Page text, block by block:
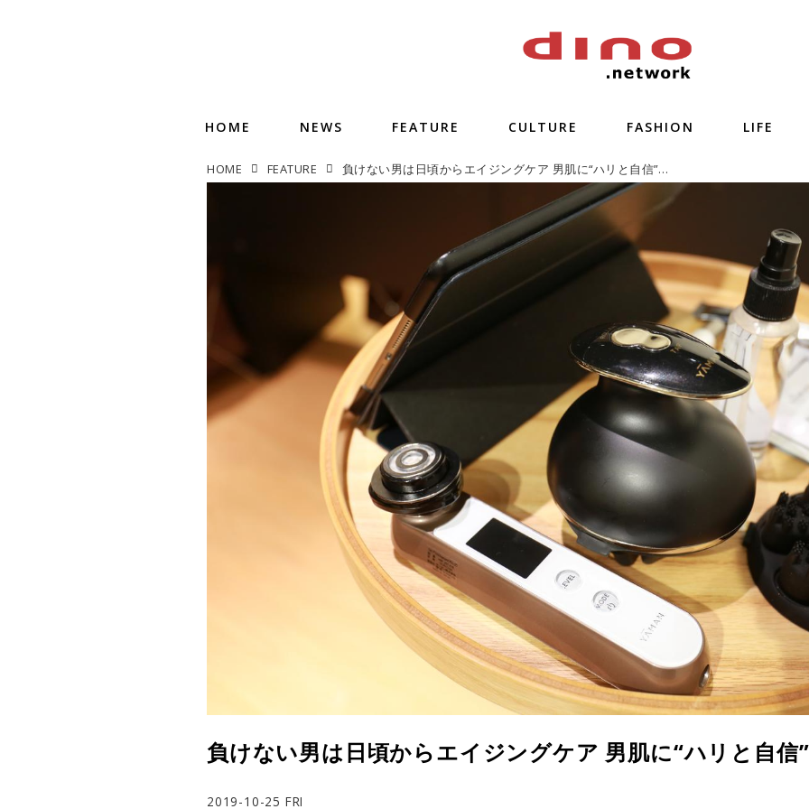
HOME NEWS FEATURE CULTURE FASHION LIFE
HOME FEATURE 負けない男は日頃からエイジングケア 男肌に“ハリと自信”を導く
負けない男は日頃からエイジングケア 男肌に“ハリと自信
2019-10-25 FRI